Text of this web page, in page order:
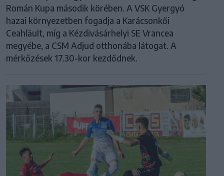
Román Kupa második körében. A VSK Gyergyó
hazai környezetben fogadja a Karácsonkői
Ceahlăult, míg a Kézdivásárhelyi SE Vrancea
megyébe, a CSM Adjud otthonába látogat. A
mérkőzések 17.30-kor kezdődnek.